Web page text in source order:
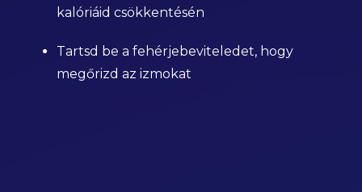
kalóriáid csökkentésén
Tartsd be a fehérjebeviteledet, hogy
megőrizd az izmokat